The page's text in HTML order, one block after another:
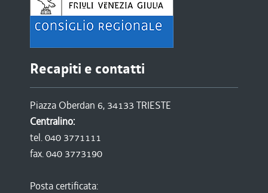
Recapiti e contatti
Piazza Oberdan 6, 34133 TRIESTE
Centralino:
tel. 040 3771111
fax. 040 3773190
Posta certificata: